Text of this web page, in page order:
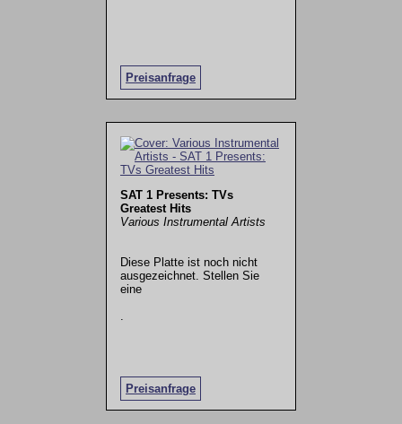
Preisanfrage
SAT 1 Presents: TVs
Greatest Hits
Various Instrumental Artists
Diese Platte ist noch nicht
ausgezeichnet. Stellen Sie
eine
Preisanfrage